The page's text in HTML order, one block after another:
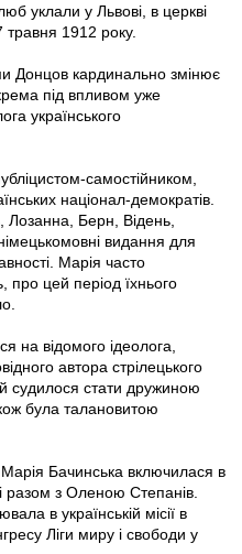
уклали у Львові, в церкві
травня 1912 року.
Донцов кардинально змінює
під впливом уже
українського
самостійником,
націонал-демократів.
Лозанна, Берн, Відень,
видання для
Марія часто
цей період їхнього
на відомого ідеолога,
автора стрілецького
судилося стати дружиною
була талановитою
Бачинська включилася в
разом з Оленою Степанів.
в українській місії в
Ліги миру і свободи у